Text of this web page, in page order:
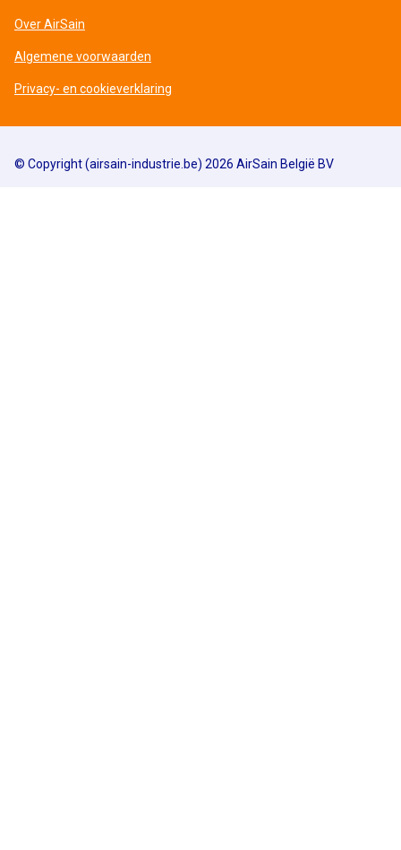
Over AirSain
Algemene voorwaarden
Privacy- en cookieverklaring
© Copyright (airsain-industrie.be) 2026 AirSain België BV